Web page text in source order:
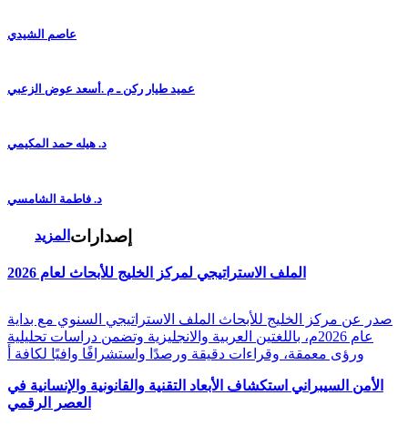
عاصم الشيدي
عميد طيار ركن ـ م .أسعد عوض الزعبي
د. هيله حمد المكيمي
د. فاطمة الشامسي
المزيد إصدارات
الملف الاستراتيجي لمركز الخليج للأبحاث لعام 2026
صدر عن مركز الخليج للأبحاث الملف الاستراتيجي السنوي مع بداية
عام 2026م، باللغتين العربية والانجليزية وتضمن دراسات تحليلية
ورؤى معمقة، وقراءات دقيقة ورصدًا واستشرافًا وافيًا لكافة أ
الأمن السيبراني استكشاف الأبعاد التقنية والقانونية والإنسانية في
العصر الرقمي